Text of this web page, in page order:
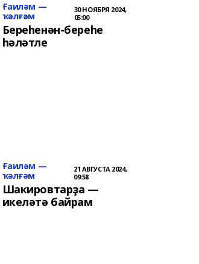
Ғаиләм —
ҡәлғәм
30 НОЯБРЯ 2024,
05:00
Береһенән-береһе
һәләтле
Ғаиләм —
ҡәлғәм
21 АВГУСТА 2024,
09:58
Шакировтарҙа —
икеләтә байрам